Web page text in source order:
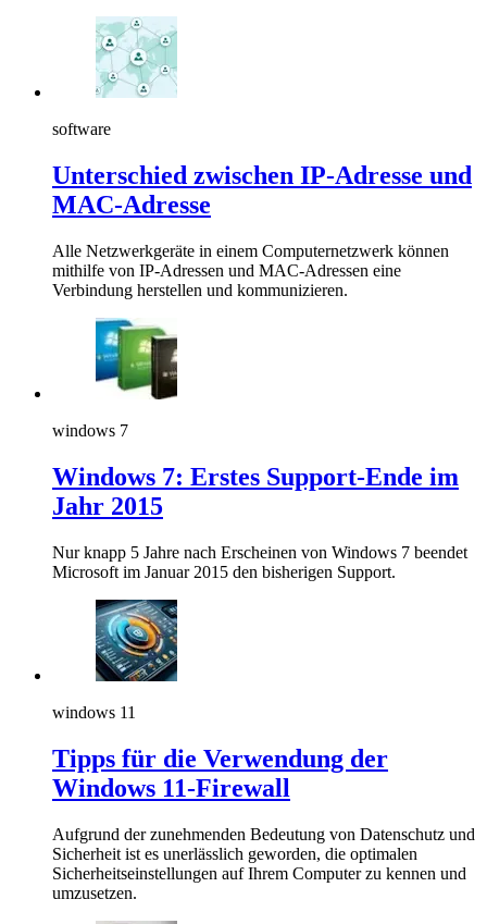
software
Unterschied zwischen IP-Adresse und
MAC-Adresse
Alle Netzwerkgeräte in einem Computernetzwerk können
mithilfe von IP-Adressen und MAC-Adressen eine
Verbindung herstellen und kommunizieren.
windows 7
Windows 7: Erstes Support-Ende im
Jahr 2015
Nur knapp 5 Jahre nach Erscheinen von Windows 7 beendet
Microsoft im Januar 2015 den bisherigen Support.
windows 11
Tipps für die Verwendung der
Windows 11-Firewall
Aufgrund der zunehmenden Bedeutung von Datenschutz und
Sicherheit ist es unerlässlich geworden, die optimalen
Sicherheitseinstellungen auf Ihrem Computer zu kennen und
umzusetzen.